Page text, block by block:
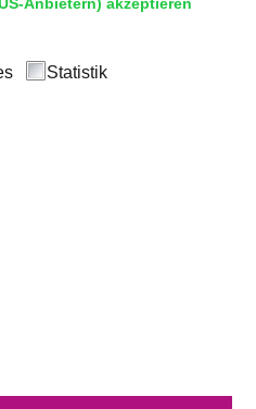
Anbietern) akzeptieren
Statistik